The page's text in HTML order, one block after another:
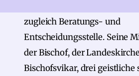
zugleich Beratungs- und
Entscheidungsstelle. Seine
der Bischof, der
Bischofsvikar, drei geistliche